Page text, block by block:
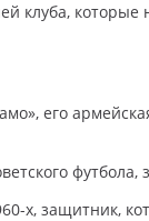
клуба,
его
х, защитник,